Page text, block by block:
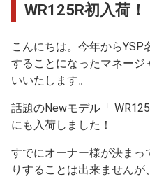
WR125R初入荷！
こんにちは。今年からYSP
することになったマネー
いいたします。
話題のNewモデル「
にも入荷しました！
すでにオーナー様が決まっ
りすることは出来ません